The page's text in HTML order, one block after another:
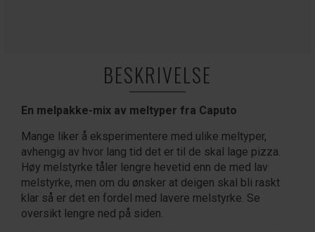
BESKRIVELSE
En melpakke-mix av meltyper fra Caputo
Mange liker å eksperimentere med ulike meltyper,
avhengig av hvor lang tid det er til de skal lage pizza.
Høy melstyrke tåler lengre hevetid enn de med lav
melstyrke, men om du ønsker at deigen skal bli raskt
klar så er det en fordel med lavere melstyrke. Se
oversikt lengre ned på siden.